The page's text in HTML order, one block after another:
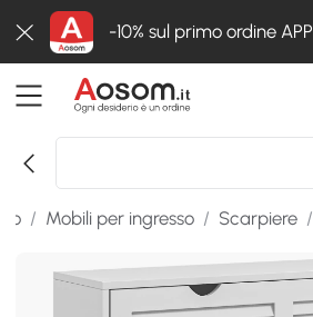
-10% sul primo ordine APP
/ Mobili per ingresso / Scarpiere /